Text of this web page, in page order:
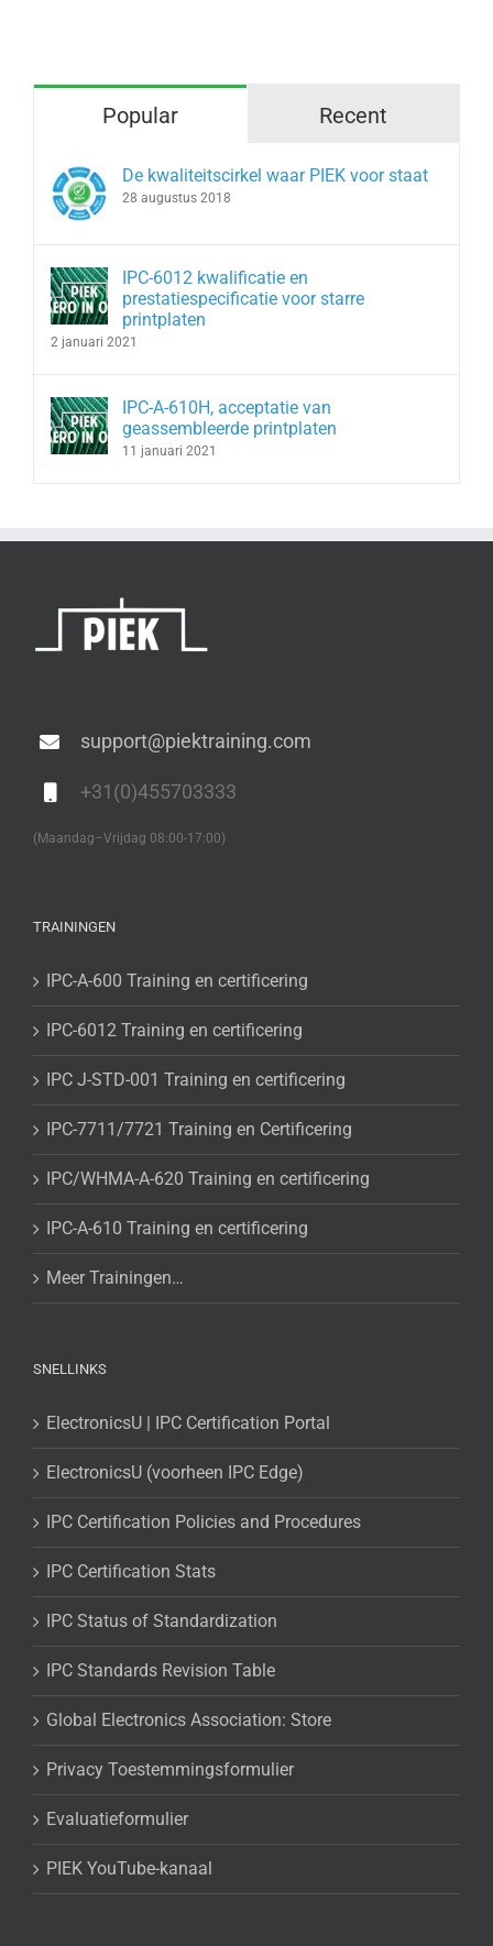
Popular Recent
De kwaliteitscirkel waar PIEK voor staat
28 augustus 2018
IPC-6012 kwalificatie en
prestatiespecificatie voor starre
printplaten
2 januari 2021
IPC-A-610H, acceptatie van
geassembleerde printplaten
11 januari 2021
support@piektraining.com
+31(0)455703333
(Maandag–Vrijdag 08:00-17:00)
TRAININGEN
IPC-A-600 Training en certificering
IPC-6012 Training en certificering
IPC J-STD-001 Training en certificering
IPC-7711/7721 Training en Certificering
IPC/WHMA-A-620 Training en certificering
IPC-A-610 Training en certificering
Meer Trainingen…
SNELLINKS
ElectronicsU | IPC Certification Portal
ElectronicsU (voorheen IPC Edge)
IPC Certification Policies and Procedures
IPC Certification Stats
IPC Status of Standardization
IPC Standards Revision Table
Global Electronics Association: Store
Privacy Toestemmingsformulier
Evaluatieformulier
PIEK YouTube-kanaal